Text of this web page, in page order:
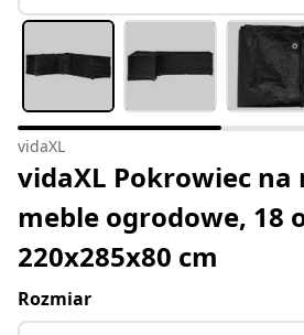
vidaXL
vidaXL Pokrowiec na
meble ogrodowe, 18
220x285x80 cm
Rozmiar